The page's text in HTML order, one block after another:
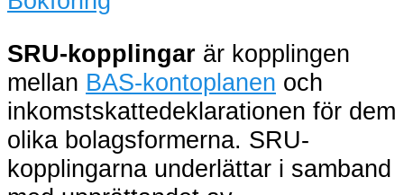
SRU-kopplingar är kopplingen
mellan BAS-kontoplanen och
inkomstskattedeklarationen för dem
olika bolagsformerna. SRU-
kopplingarna underlättar i samband